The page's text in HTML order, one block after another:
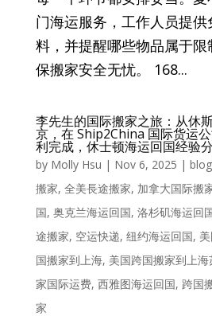
门海运服务，工作人员提
料，并提醒哪些物品属于
保搬家安全无忧。 168...
李先生的国际搬家之旅：从休
京，在 Ship2China 国际货运
利完成，休士顿海运回国经验
by Molly Hsu | Nov 6, 2025 | blog
搬家, 全美長途搬家, 加拿大国际搬
国, 奥克兰海运回国, 洛杉矶海运回
途搬家, 空运快递, 纽约海运回国,
国搬家到上海, 美国跨国搬家到上海
家国际运费, 西雅图海运回国, 跨国
家